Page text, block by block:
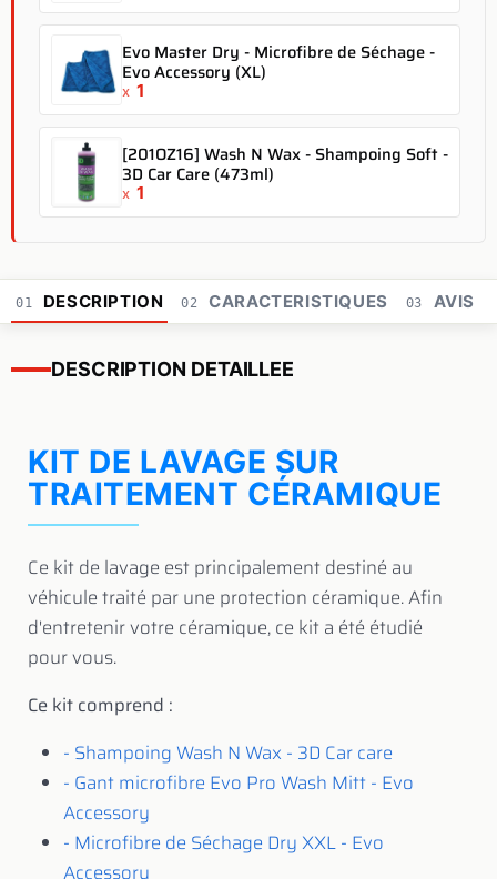
Evo Master Dry - Microfibre de Séchage -
Evo Accessory (XL)
x 1
[201OZ16] Wash N Wax - Shampoing Soft -
3D Car Care (473ml)
x 1
01 DESCRIPTION 02 CARACTERISTIQUES 03 AVIS
DESCRIPTION DETAILLEE
KIT DE LAVAGE SUR
TRAITEMENT CÉRAMIQUE
​Ce kit de lavage est principalement destiné au
véhicule traité par une protection céramique. Afin
d'entretenir votre céramique, ce kit a été étudié
pour vous.
Ce kit comprend :
- Shampoing Wash N Wax - 3D Car care
- Gant microfibre Evo Pro Wash Mitt - Evo
Accessory
- Microfibre de Séchage Dry XXL - Evo
Accessory